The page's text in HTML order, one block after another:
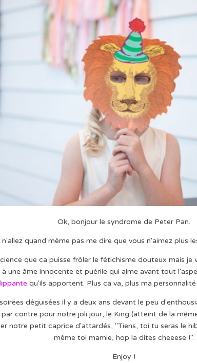
Ok, bonjour le syndrome de Peter Pan.
n'allez quand même pas me dire que vous n'aimez plus
que ca puisse frôler le fétichisme douteux mais
une âme innocente et puérile qui aime avant tout
qu'ils apportent. Plus ca va, plus ma
déguisées il y a deux ans devant le peu
par contre pour notre joli jour, le King (atteint de la
notre petit caprice d'attardés, "Tiens, toi tu seras le
même toi mamie, hop la dites cheeese !".
Enjoy !